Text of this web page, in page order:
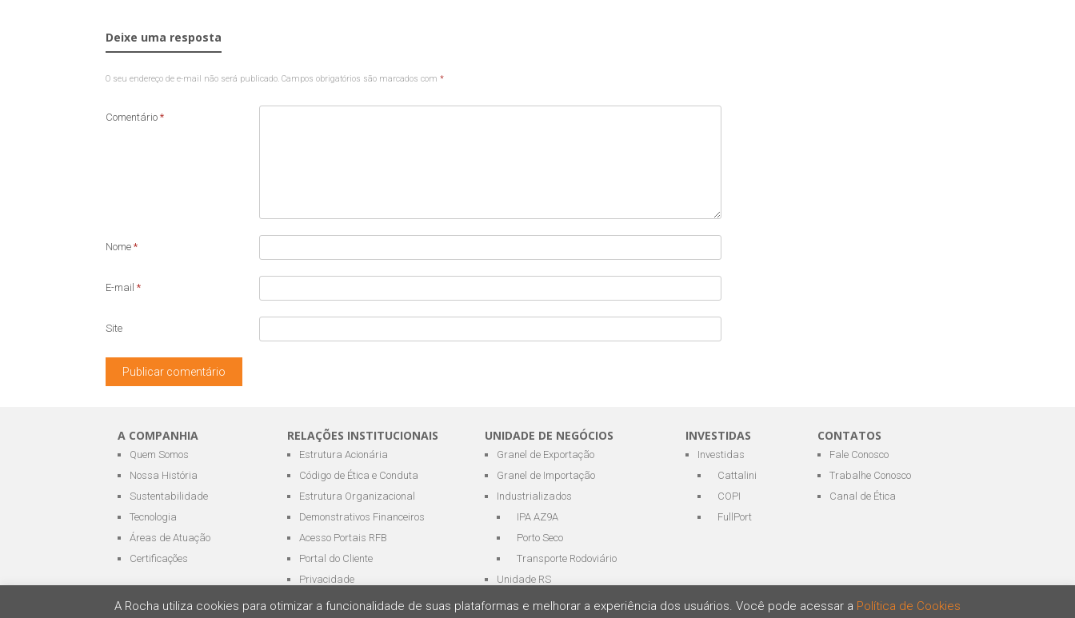
Deixe uma resposta
O seu endereço de e-mail não será publicado. Campos obrigatórios são marcados com *
Comentário *
Nome *
E-mail *
Site
A COMPANHIA
Quem Somos
Nossa História
Sustentabilidade
Tecnologia
Áreas de Atuação
Certificações
RELAÇÕES INSTITUCIONAIS
Estrutura Acionária
Código de Ética e Conduta
Estrutura Organizacional
Demonstrativos Financeiros
Acesso Portais RFB
Portal do Cliente
Privacidade
UNIDADE DE NEGÓCIOS
Granel de Exportação
Granel de Importação
Industrializados
IPA AZ9A
Porto Seco
Transporte Rodoviário
Unidade RS
INVESTIDAS
Investidas
Cattalini
COPI
FullPort
CONTATOS
Fale Conosco
Trabalhe Conosco
Canal de Ética
A Rocha utiliza cookies para otimizar a funcionalidade de suas plataformas e melhorar a experiência dos usuários. Você pode acessar a Política de Cookies